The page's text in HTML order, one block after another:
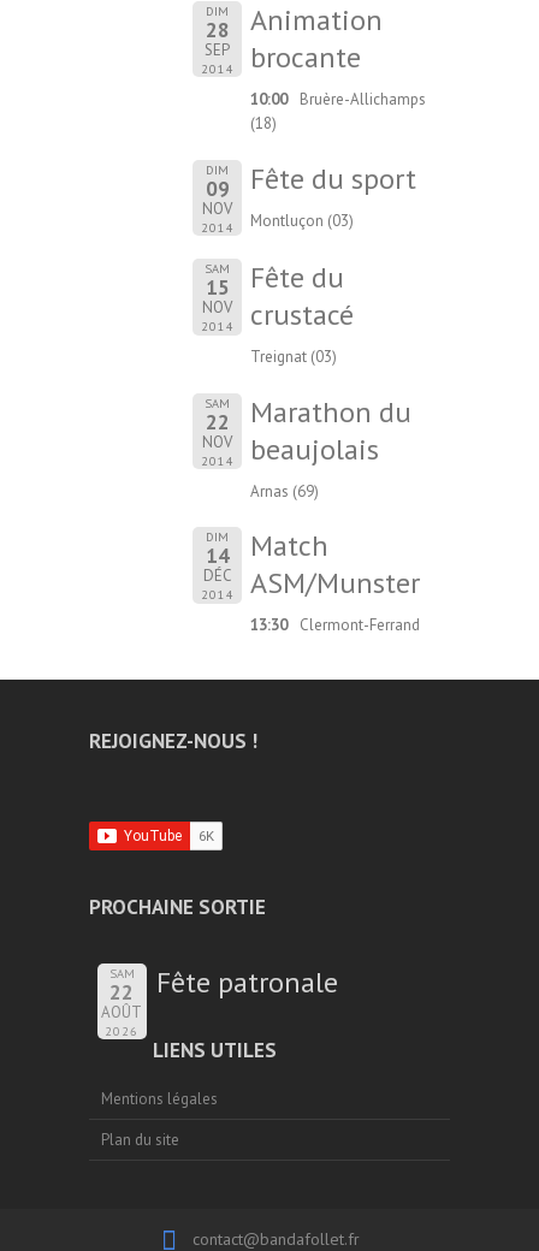
DIM
28
SEP
2014
Animation
brocante
10:00
Bruère-Allichamps
(18)
DIM
09
NOV
2014
Fête du sport
Montluçon (03)
SAM
15
NOV
2014
Fête du
crustacé
Treignat (03)
SAM
22
NOV
2014
Marathon du
beaujolais
Arnas (69)
DIM
14
DÉC
2014
Match
ASM/Munster
13:30 Clermont-Ferrand
REJOIGNEZ-NOUS !
PROCHAINE SORTIE
SAM
22
AOÛT
2026
Fête patronale
LIENS UTILES
Mentions légales
Plan du site
contact@bandafollet.fr